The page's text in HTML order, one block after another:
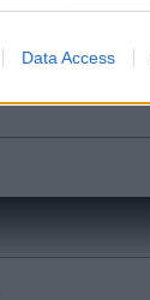
Data Access